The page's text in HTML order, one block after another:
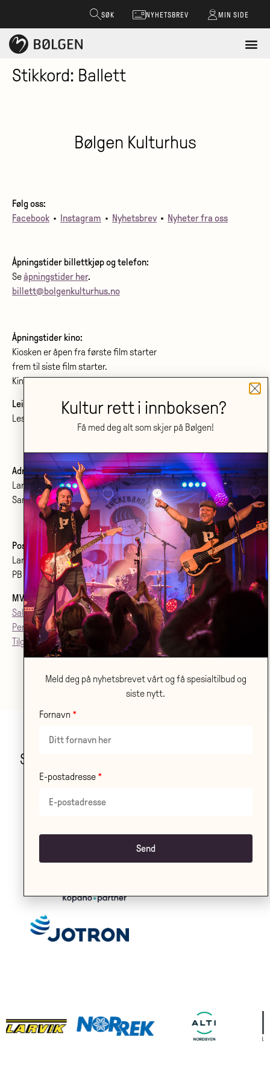
SØK NYHETSBREV MIN SIDE
Stikkord: Ballett
Bølgen Kulturhus
Følg oss:
Facebook • Instagram • Nyhetsbrev• Nyheter fra oss
Åpningstider billettkjøp og telefon:
Seåpningstider her.
billett@bolgenkulturhus.no
Åpningstider kino:
Kiosken er åpen fra første film starter
frem til siste film starter.
Kinoprogram:www.bolgenkino.no
Leie lokale?
Les om konferanser og møtelokaler
Adresse:
Larvik kulturhus Bølgen KF
Sanden 2, 3264 Larvik
Postadresse:
Larvik kulturhus Bølgen KF
PB 2020, 3255 Larvik
MVA : 992079142
Salgsvilkår
Personvern
Tilgjenglighetsærklæring
Stor takk til våre samarbeidspartnere!
LES OM ALLE VÅRE
Kultur rett i innboksen?
Få med deg alt som skjer på Bølgen!
Meld deg på nyhetsbrevet vårt og få spesialtilbud og
siste nytt.
Fornavn
E-postadresse